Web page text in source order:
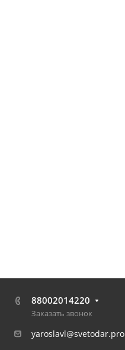
88002014220
Заказать звонок
yaroslavl@svetodar.pro